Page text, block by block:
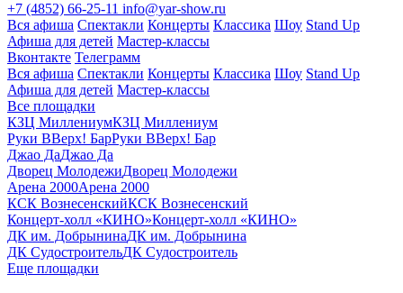
+7 (4852) 66-25-11 info@yar-show.ru
Вся афиша Спектакли Концерты Классика Шоу Stand Up
Афиша для детей Мастер-классы
Вконтакте Телеграмм
Вся афиша Спектакли Концерты Классика Шоу Stand Up
Афиша для детей Мастер-классы
Все площадки
КЗЦ МиллениумКЗЦ Миллениум
Руки ВВерх! БарРуки ВВерх! Бар
Джао ДаДжао Да
Дворец МолодежиДворец Молодежи
Арена 2000Арена 2000
КСК ВознесенскийКСК Вознесенский
Концерт-холл «КИНО»Концерт-холл «КИНО»
ДК им. ДобрынинаДК им. Добрынина
ДК СудостроительДК Судостроитель
Еще площадки